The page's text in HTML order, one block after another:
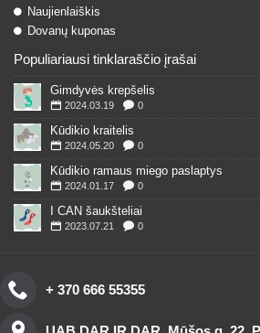
Naujienlaiškis
Dovanų kuponas
Populiariausi tinklaraščio įrašai
Gimdyvės krepšelis
2024.03.19 0
Kūdikio kraitelis
2024.05.20 0
Kūdikio ramaus miego paslaptys
2024.01.17 0
I CAN šaukšteliai
2023.07.21 0
+ 370 666 55355